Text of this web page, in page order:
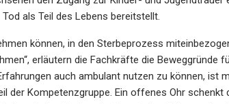
als Teil des Lebens bereitstellt.
können, in den Sterbeprozess
erläutern die Fachkräfte die Beweggründe
auch ambulant nutzen zu können, ist
der Kompetenzgruppe. Ein offenes Ohr